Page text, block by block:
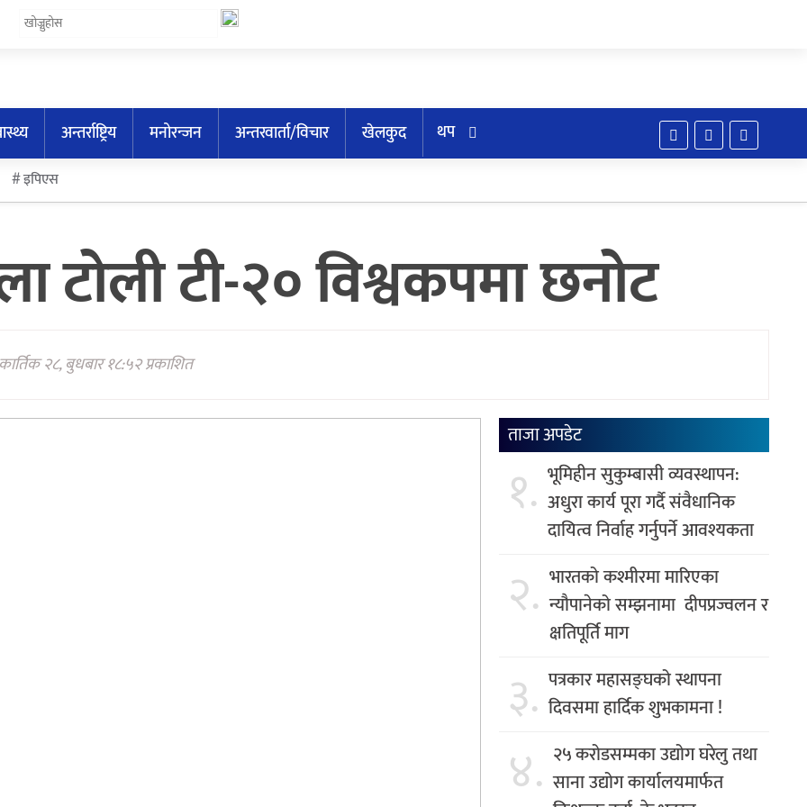
अन्तर्राष्ट्रिय मनोरन्जन अन्तरवार्ता/विचार खेलकुद
थप
इपिएस
टोली टी-२० विश्वकपमा छनोट
२८, बुधबार १८:५२ प्रकाशित
ताजा अपडेट
१. भूमिहीन सुकुम्बासी व्यवस्थापन:
अधुरा कार्य पूरा गर्दै संवैधानिक
दायित्व निर्वाह गर्नुपर्ने आवश्यकता
२. भारतको कश्मीरमा मारिएका
न्यौपानेको सम्झनामा दीपप्रज्वलन र
क्षतिपूर्ति माग
३. पत्रकार महासङ्घको स्थापना
दिवसमा हार्दिक शुभकामना !
४. २५ करोडसम्मका उद्योग घरेलु तथा
साना उद्योग कार्यालयमार्फत